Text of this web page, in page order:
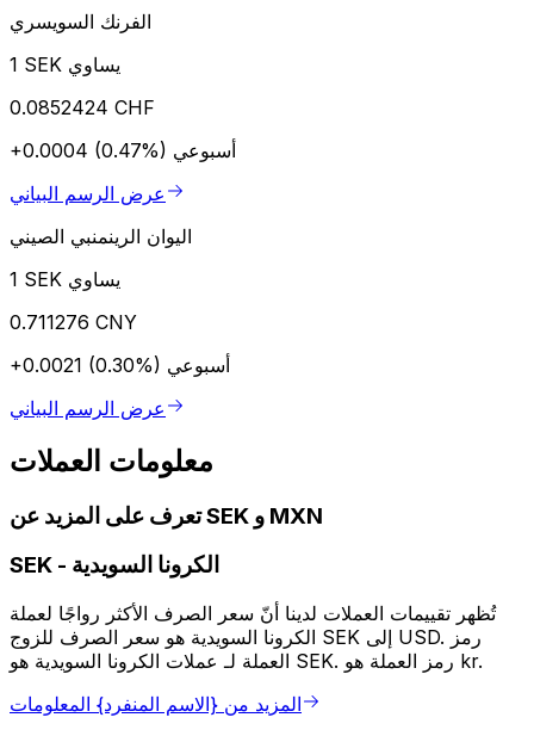
الفرنك السويسري
1 SEK يساوي
0.0852424 CHF
+0.0004 (0.47%) أسبوعي
عرض الرسم البياني
اليوان الرينمنبي الصيني
1 SEK يساوي
0.711276 CNY
+0.0021 (0.30%) أسبوعي
عرض الرسم البياني
معلومات العملات
تعرف على المزيد عن SEK و MXN
SEK - الكرونا السويدية
تُظهر تقييمات العملات لدينا أنّ سعر الصرف الأكثر رواجًا لعملة
الكرونا السويدية هو سعر الصرف للزوج SEK إلى USD. رمز
العملة لـ عملات الكرونا السويدية هو SEK. رمز العملة هو kr.
المزيد من {الاسم المنفرد} المعلومات